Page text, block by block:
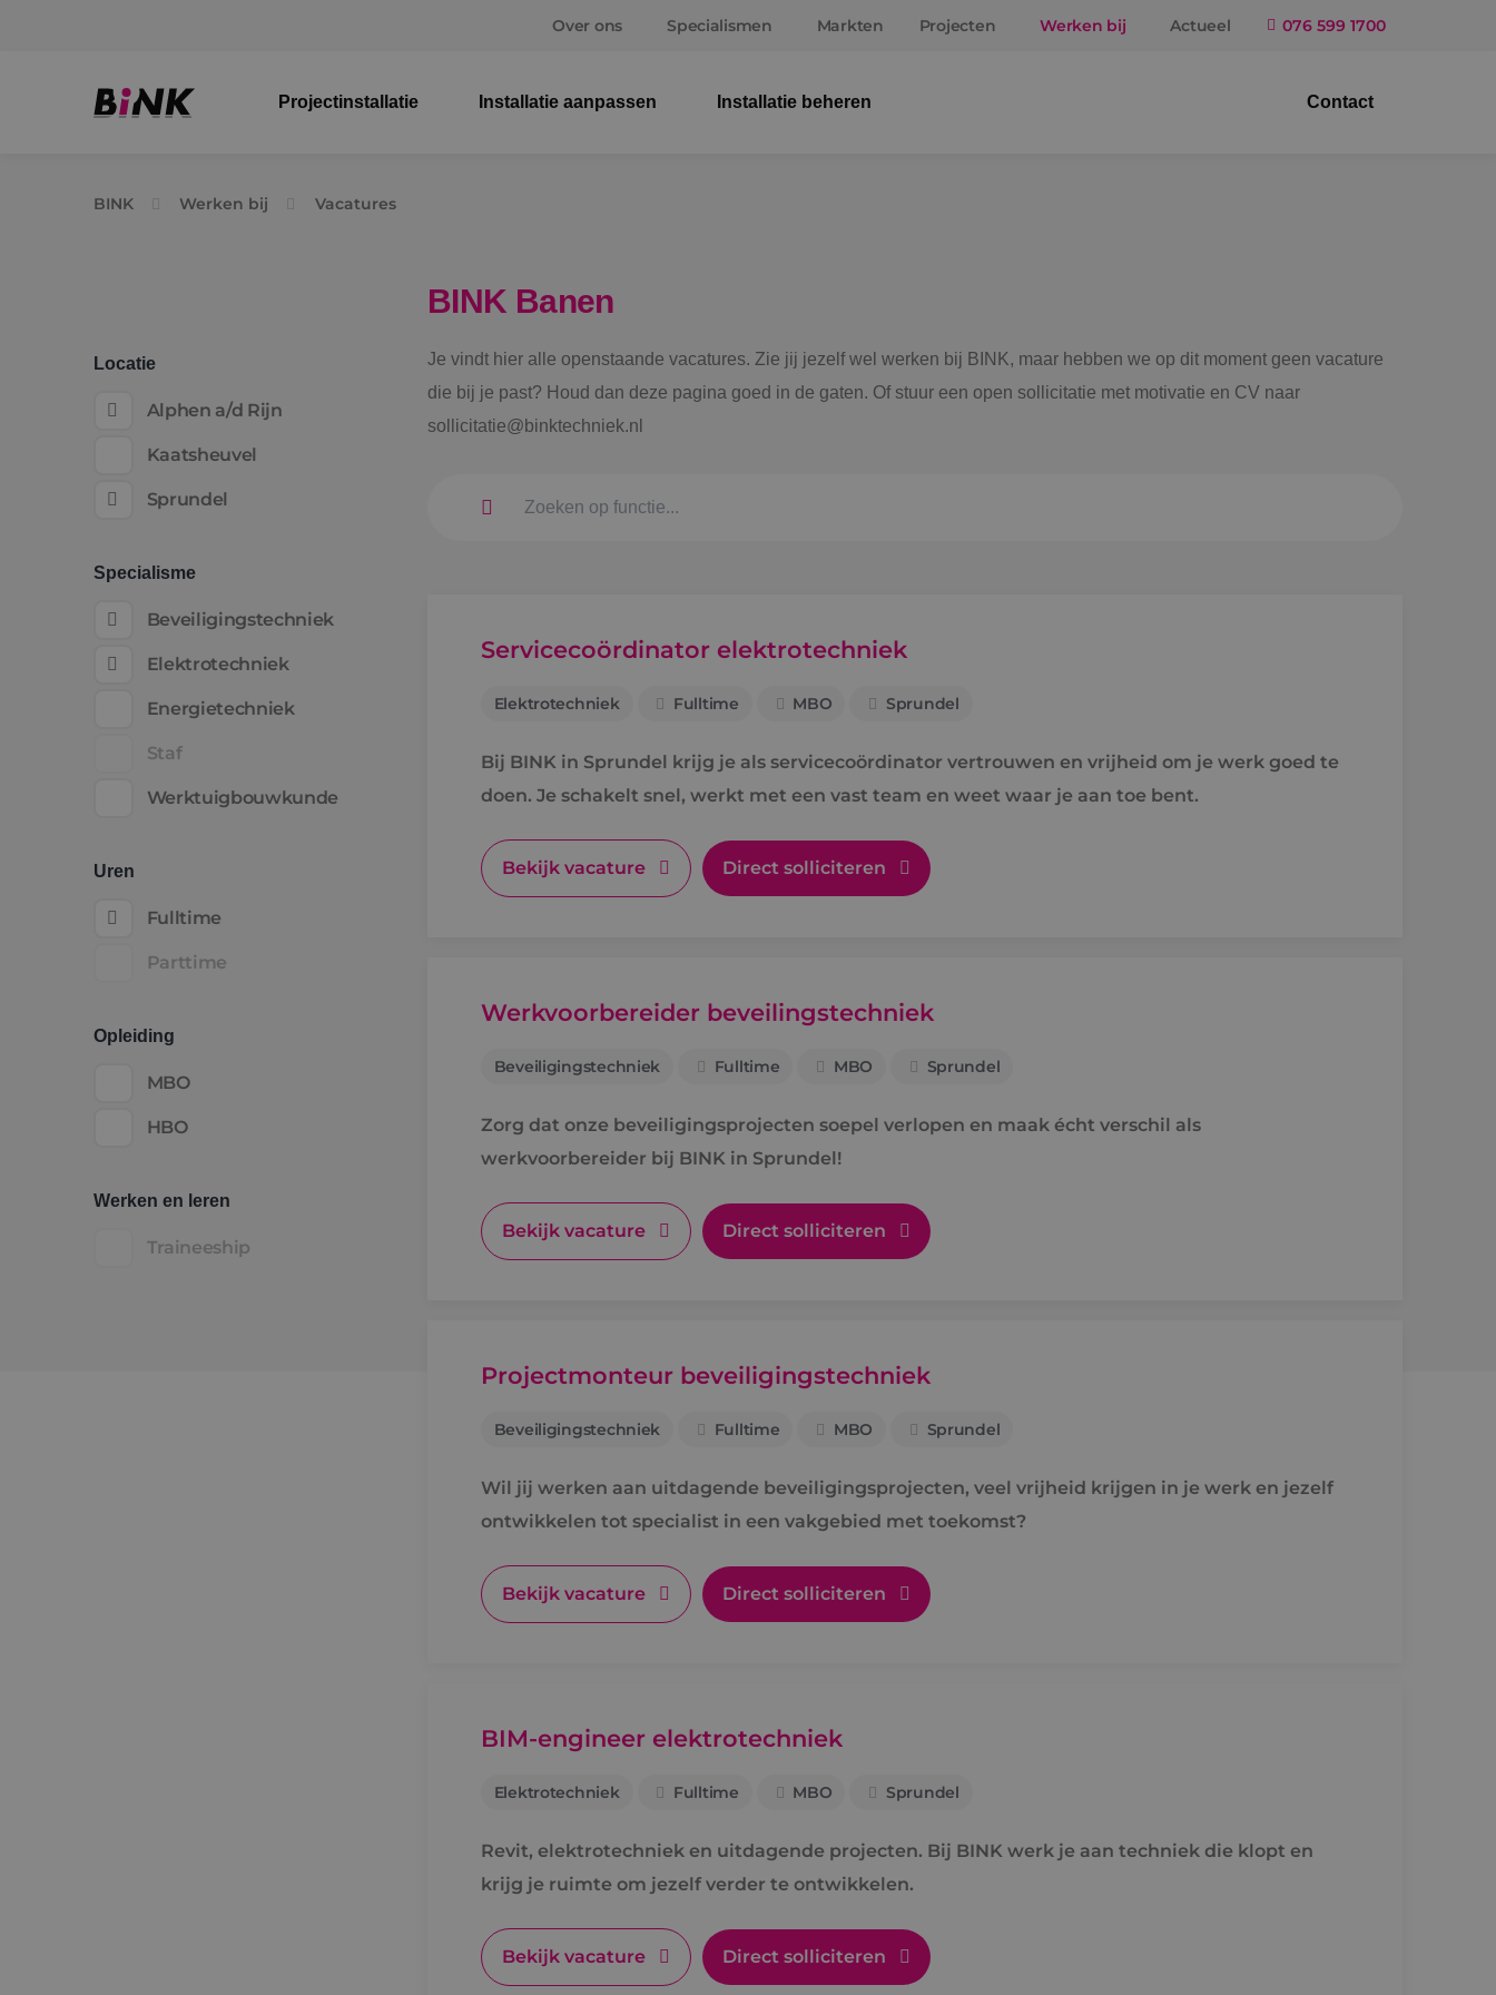
Over ons Specialismen Markten Projecten Werken bij
Staf
Bbl-traject
Actueel 076 599 1700
Projectinstallatie Installatie aanpassen Installatie beheren Contact
BINK Werken bij Vacatures
Locatie
Alphen a/d Rijn
Kaatsheuvel
Sprundel
Specialisme
Beveiligingstechniek
Elektrotechniek
Energietechniek
Staf
Werktuigbouwkunde
Uren
Fulltime
Parttime
Opleiding
MBO
HBO
Werken en leren
Traineeship
BINK Banen
Je vindt hier alle openstaande vacatures. Zie jij jezelf wel werken bij BINK, maar hebben we op dit moment geen vacature
die bij je past? Houd dan deze pagina goed in de gaten. Of stuur een open sollicitatie met motivatie en CV naar
sollicitatie@binktechniek.nl
Servicecoördinator elektrotechniek
Elektrotechniek Fulltime MBO Sprundel
Bij BINK in Sprundel krijg je als servicecoördinator vertrouwen en vrijheid om je werk goed te
doen. Je schakelt snel, werkt met een vast team en weet waar je aan toe bent.
Bekijk vacature Direct solliciteren
Werkvoorbereider beveilingstechniek
Beveiligingstechniek Fulltime MBO Sprundel
Zorg dat onze beveiligingsprojecten soepel verlopen en maak écht verschil als
werkvoorbereider bij BINK in Sprundel!
Bekijk vacature Direct solliciteren
Projectmonteur beveiligingstechniek
Beveiligingstechniek Fulltime MBO Sprundel
Wil jij werken aan uitdagende beveiligingsprojecten, veel vrijheid krijgen in je werk en jezelf
ontwikkelen tot specialist in een vakgebied met toekomst?
Bekijk vacature Direct solliciteren
BIM-engineer elektrotechniek
Elektrotechniek Fulltime MBO Sprundel
Revit, elektrotechniek en uitdagende projecten. Bij BINK werk je aan techniek die klopt en
krijg je ruimte om jezelf verder te ontwikkelen.
Bekijk vacature Direct solliciteren